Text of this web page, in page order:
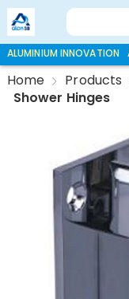
ALUMINIUM INNOVATION
Home Products
Shower Hinges